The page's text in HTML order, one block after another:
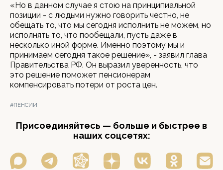
«Но в данном случае я стою на принципиальной
позиции - с людьми нужно говорить честно, не
обещать то, что мы сегодня исполнить не можем, но
исполнять то, что пообещали, пусть даже в
несколько иной форме. Именно поэтому мы и
принимаем сегодня такое решение», - заявил глава
Правительства РФ. Он выразил уверенность, что
это решение поможет пенсионерам
компенсировать потери от роста цен.
#ПЕНСИИ
Присоединяйтесь — больше и быстрее в
наших соцсетях: